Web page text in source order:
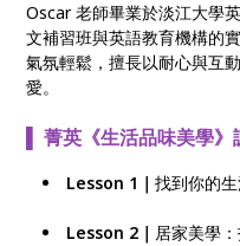
Oscar 老師畢業於淡江大學
文補習班與英語教育機構的
氣氛輕鬆，擅長以耐心與互
愛。
▌ 菁英《生活品味美學
Lesson 1｜找到你的
Lesson 2｜ 居家美學